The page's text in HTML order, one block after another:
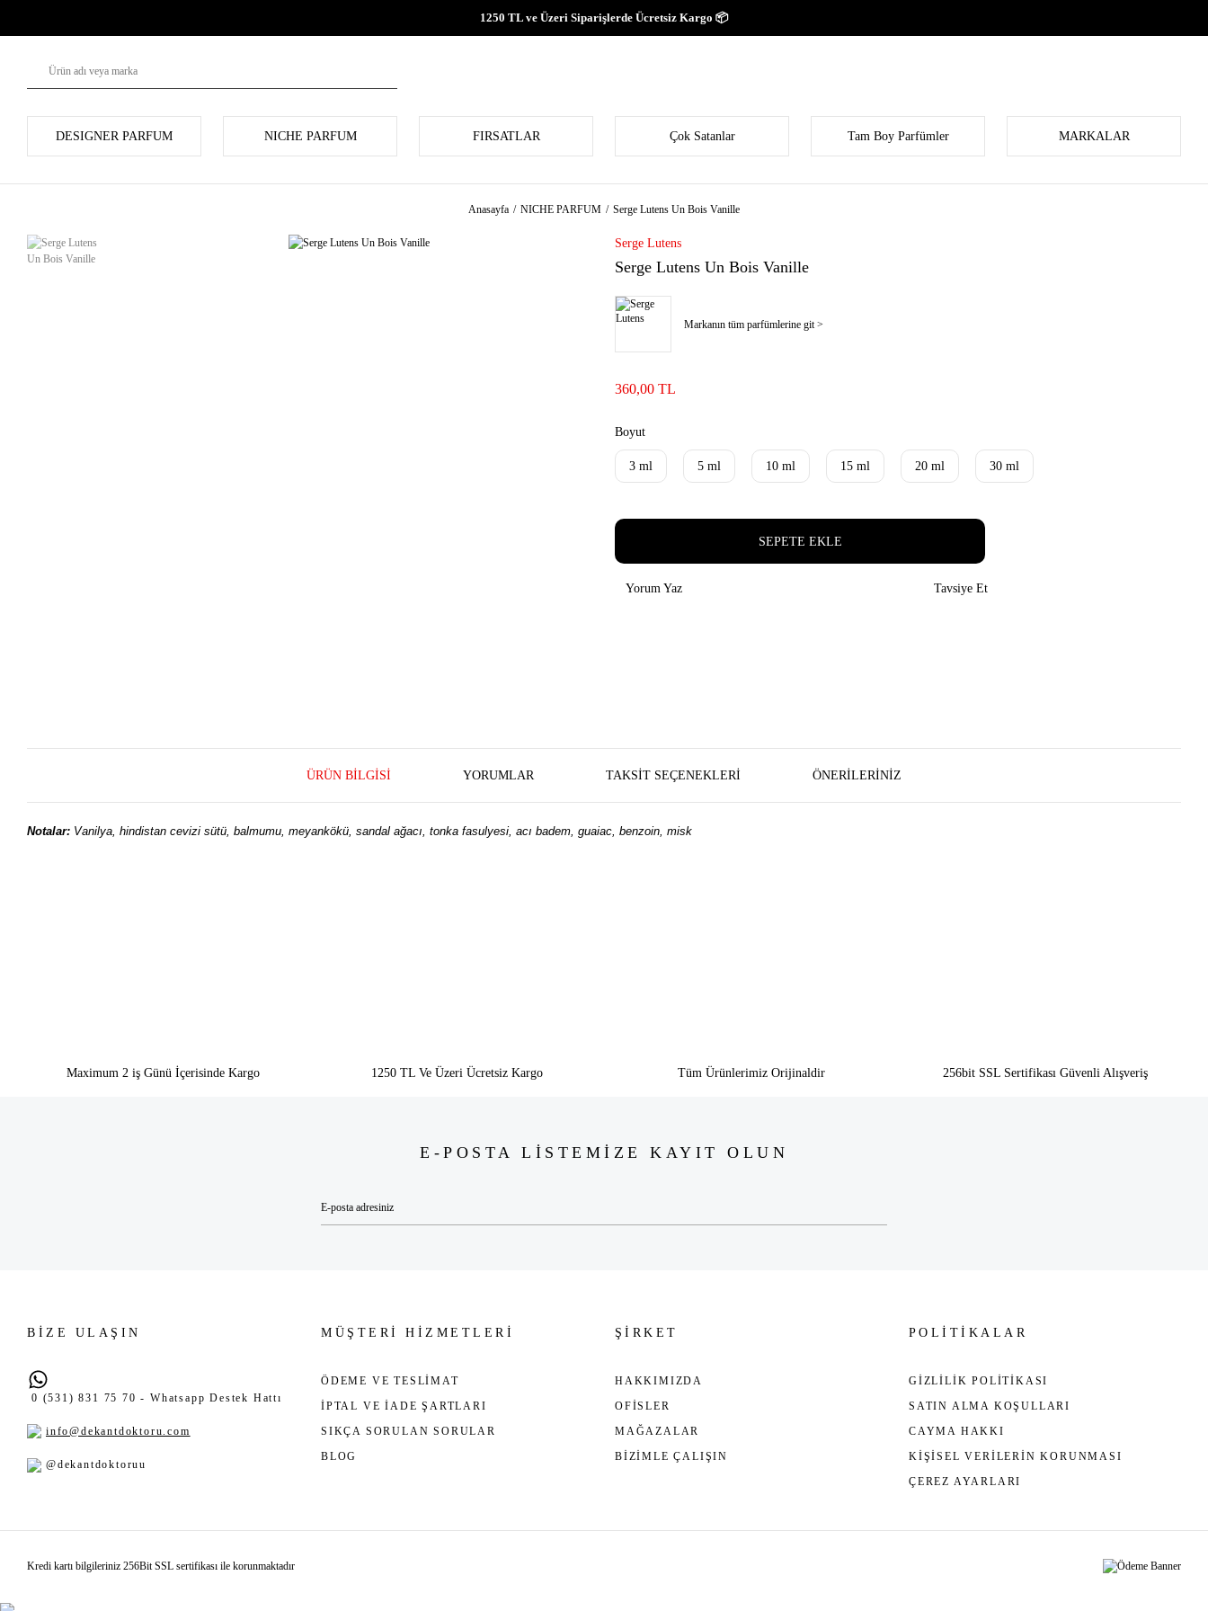
1250 TL ve Üzeri Siparişlerde Ücretsiz Kargo 📦
DESIGNER PARFUM NICHE PARFUM FIRSATLAR Çok Satanlar Tam Boy Parfümler MARKALAR
Anasayfa NICHE PARFUM Serge Lutens Un Bois Vanille
Serge Lutens
Serge Lutens Un Bois Vanille
Markanın tüm parfümlerine git >
360,00 TL
Boyut
3 ml 5 ml 10 ml 15 ml 20 ml 30 ml
SEPETE EKLE
Yorum Yaz Tavsiye Et
ÜRÜN BILGISI YORUMLAR TAKSIT SEÇENEKLERI ÖNERILERINIZ
Notalar: Vanilya, hindistan cevizi sütü, balmumu, meyankökü, sandal ağacı, tonka fasulyesi, acı badem, guaiac, benzoin, misk
Maximum 2 iş Günü İçerisinde Kargo 1250 TL Ve Üzeri Ücretsiz Kargo Tüm Ürünlerimiz Orijinaldir 256bit SSL Sertifikası Güvenli Alışveriş
E-POSTA LİSTEMİZE KAYIT OLUN
BİZE ULAŞIN
0 (531) 831 75 70 - Whatsapp Destek Hattı
info@dekantdoktoru.com
@dekantdoktoruu
MÜŞTERİ HİZMETLERİ
ÖDEME VE TESLİMAT
İPTAL VE İADE ŞARTLARI
SIKÇA SORULAN SORULAR
BLOG
ŞİRKET
HAKKIMIZDA
OFİSLER
MAĞAZALAR
BİZİMLE ÇALIŞIN
POLİTİKALAR
GİZLİLİK POLİTİKASI
SATIN ALMA KOŞULLARI
CAYMA HAKKI
KİŞİSEL VERİLERİN KORUNMASI
ÇEREZ AYARLARI
Kredi kartı bilgileriniz 256Bit SSL sertifikası ile korunmaktadır